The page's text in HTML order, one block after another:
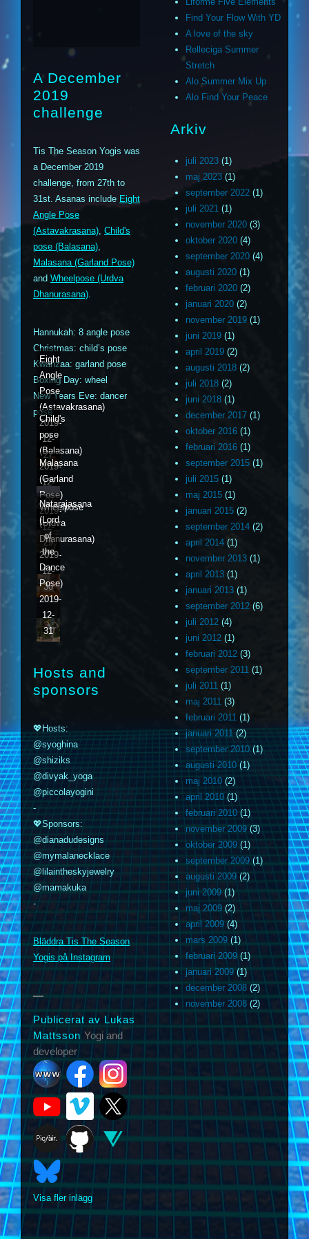
A December
2019
challenge
Tis The Season Yogis was
a December 2019
challenge, from 27th to
31st. Asanas include Eight
Angle Pose
(Astavakrasana) Child's
pose (Balasana)
Malasana (Garland Pose)
and Wheelpose (Urdva
Dhanurasana)
Hannukah: 8 angle pose
Christmas: child’s pose
Kwanzaa: garland pose
Boxing Day: wheel
New Years Eve: dancer
pose
Eight
Angle
Pose
(Astavakrasana)
2019-
12-
27
Child's
pose
(Balasana)
2019-
12-
28
Malasana
(Garland
Pose)
2019-
12-
29
Wheelpose
(Urdva
Dhanurasana)
2019-
12-
30
Natarajasana
(Lord
of
the
Dance
Pose)
2019-
12-
31
Hosts and
sponsors
💖Hosts:
@syoghina
@shiziks
@divyak_yoga
@piccolayogini
-
💖Sponsors:
@dianadudesigns
@mymalanecklace
@lilaintheskyjewelry
@mamakuka
-
Bläddra Tis The Season
Yogis på Instagram
Publicerat av Lukas
MattssonYogi and
developer
Visa fler inlägg
Find Your Flow With YD
A love of the sky
Relleciga Summer
Stretch
Alo Summer Mix Up
Alo Find Your Peace
Arkiv
juli 2023 (1)
maj 2023 (1)
september 2022 (1)
juli 2021 (1)
november 2020 (3)
oktober 2020 (4)
september 2020 (4)
augusti 2020 (1)
februari 2020 (2)
januari 2020 (2)
november 2019 (1)
juni 2019 (1)
april 2019 (2)
augusti 2018 (2)
juli 2018 (2)
juni 2018 (1)
december 2017 (1)
oktober 2016 (1)
februari 2016 (1)
september 2015 (1)
juli 2015 (1)
maj 2015 (1)
januari 2015 (2)
september 2014 (2)
april 2014 (1)
november 2013 (1)
april 2013 (1)
januari 2013 (1)
september 2012 (6)
juli 2012 (4)
juni 2012 (1)
februari 2012 (3)
september 2011 (1)
juli 2011 (1)
maj 2011 (3)
februari 2011 (1)
januari 2011 (2)
september 2010(1)
augusti 2010(1)
maj 2010 (2)
april 2010(1)
februari 2010(1)
november 2009(3)
oktober 2009(1)
september 2009(1)
augusti 2009 (2)
juni 2009 (1)
maj 2009(2)
april 2009(4)
mars 2009 (1)
februari 2009 (1)
januari 2009(1)
december 2008 (2)
november 2008 (2)